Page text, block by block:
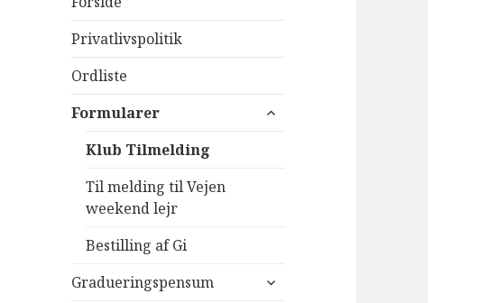
Privatlivspolitik
Ordliste
Formularer
udvid
Klub Tilmelding
Til melding til Vejen
weekend lejr
Bestilling af Gi
Gradueringspensum
udvid